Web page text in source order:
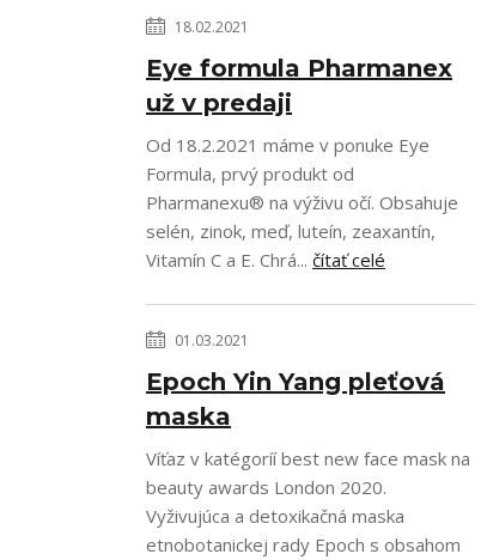
18.02.2021
Eye formula Pharmanex
už v predaji
Od 18.2.2021 máme v ponuke Eye
Formula, prvý produkt od
Pharmanexu® na výživu očí. Obsahuje
selén, zinok, meď, luteín, zeaxantín,
Vitamín C a E. Chrá... čítať celé
01.03.2021
Epoch Yin Yang pleťová
maska
Víťaz v katégoríí best new face mask na
beauty awards London 2020.
Vyživujúca a detoxikačná maska
etnobotanickej rady Epoch s obsahom